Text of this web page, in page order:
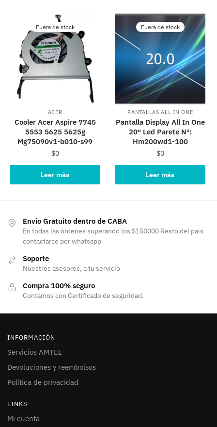
Fuera de stock
ACER
Cooler Acer Aspire 7745
5553 5625 5625g
Mg75090v1-b010-s99
$0
Leer más
Fuera de stock
PANTALLAS ALL IN ONE
Pantalla Display All In One
20″ Led Parete Nº:
Hm200wd1-100
$0
Leer más
Envío Gratuito dentro de CABA
En todas las órdenes superando los $150000 Resto del pais
contactarce por whatsapp
Soporte
Nuestros asesores, a tu servicio
Compra 100% seguro
Contamos con Certificado de seguridad.
INFORMACIÓN
Servicios AMTEL
Devoluciones y reembolsos
Política de privacidad
LINKS
Mi cuenta